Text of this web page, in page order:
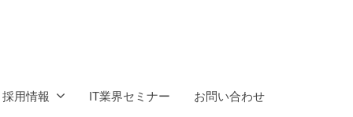
採用情報 IT業界セミナー お問い合わせ